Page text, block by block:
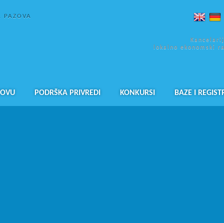
PAZOVA
lokalno ekonomski
PODRŠKA PRIVREDI KONKURSI BAZE I